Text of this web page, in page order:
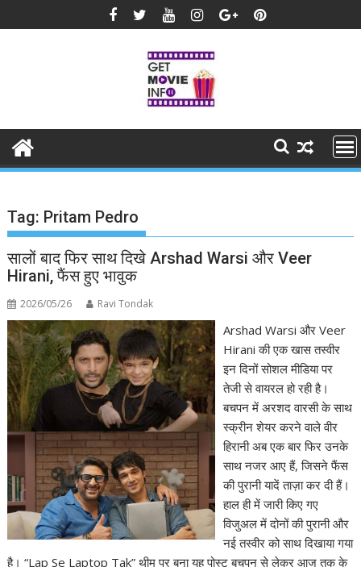
to
Tag: Pritam Pedro
सालों बाद फिर साथ दिखे Arshad Warsi और Veer
Hirani, फैंस हुए भावुक
2026/05/26 Ravi Tondak
Arshad Warsi और Veer
Hirani की एक खास तस्वीर
इन दिनों सोशल मीडिया पर
तेजी से वायरल हो रही है।
बचपन में अरशद वारसी के साथ
स्क्रीन शेयर करने वाले वीर
हिरानी अब एक बार फिर उनके
साथ नजर आए हैं, जिसने फैंस
की पुरानी यादें ताज़ा कर दी हैं।
हाल ही में जारी किए गए
विजुअल में दोनों की पुरानी और
नई तस्वीर को साथ दिखाया गया
है। “Lap Se Laptop Tak” थीम पर बना यह पोस्ट बचपन से लेकर आज तक के